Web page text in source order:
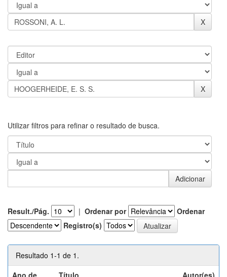
Utilizar filtros para refinar o resultado de busca.
Result./Pág. | Ordenar por
Ordenar
Registro(s)
Resultado 1-1 de 1.
Ano de
Título Autor(es)